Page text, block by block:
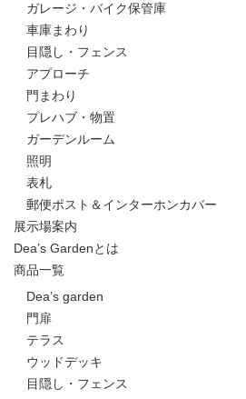
ガレージ・バイク保管庫
車庫まわり
目隠し・フェンス
アプローチ
門まわり
プレハブ・物置
ガーデンルーム
照明
表札
郵便ポスト＆インターホンカバー
展示場案内
Dea’s Gardenとは
商品一覧
Dea’s garden
門扉
テラス
ウッドデッキ
目隠し・フェンス